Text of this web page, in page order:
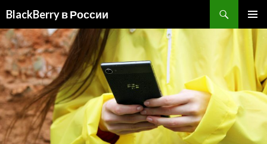
BlackBerry в России
МЕНЮ
СОДЕРЖИМОМУ